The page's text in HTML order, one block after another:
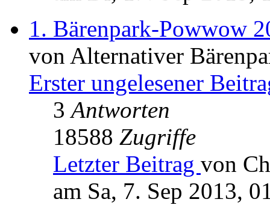
1. Bärenpark-Powwow
von Alternativer
Erster ungelesener
3Antworten
18588 Zugriffe
Letzter Beitrag von
am Sa, 7. Sep 2013,